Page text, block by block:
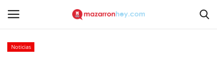
Noticias